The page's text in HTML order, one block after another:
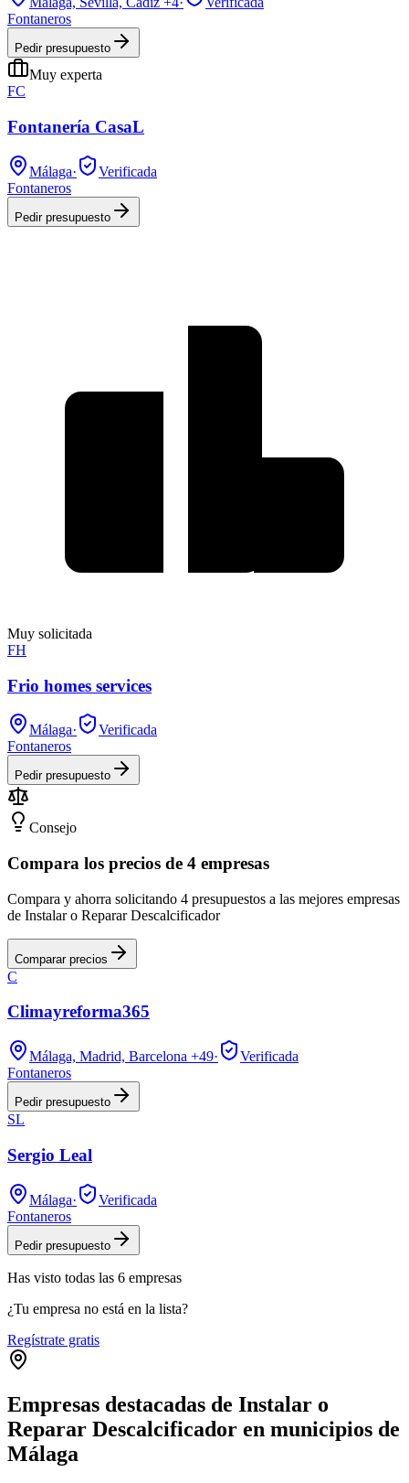
Fontaneros
Pedir presupuesto
Muy experta
FC
Fontanería CasaL
Málaga·
Verificada
Fontaneros
Pedir presupuesto
Muy solicitada
FH
Frio homes services
Málaga·
Verificada
Fontaneros
Pedir presupuesto
Consejo
Compara los precios de 4 empresas
Compara y ahorra solicitando 4 presupuestos a las mejores empresas
de Instalar o Reparar Descalcificador
Comparar precios
C
Climayreforma365
Málaga, Madrid, Barcelona +49·
Verificada
Fontaneros
Pedir presupuesto
SL
Sergio Leal
Málaga·
Verificada
Fontaneros
Pedir presupuesto
Has visto todas las 6 empresas
¿Tu empresa no está en la lista?
Regístrate gratis
Empresas destacadas de Instalar o
Reparar Descalcificador en municipios de
Málaga